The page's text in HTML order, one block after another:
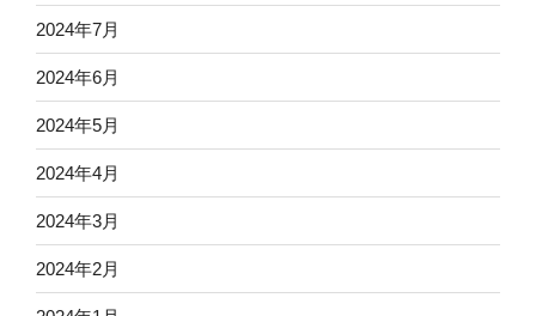
2024年7月
2024年6月
2024年5月
2024年4月
2024年3月
2024年2月